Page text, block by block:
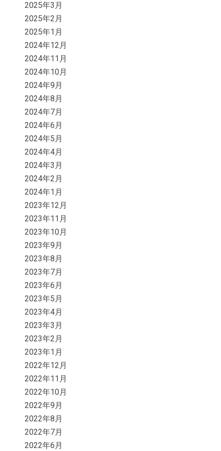
2025年3月
2025年2月
2025年1月
2024年12月
2024年11月
2024年10月
2024年9月
2024年8月
2024年7月
2024年6月
2024年5月
2024年4月
2024年3月
2024年2月
2024年1月
2023年12月
2023年11月
2023年10月
2023年9月
2023年8月
2023年7月
2023年6月
2023年5月
2023年4月
2023年3月
2023年2月
2023年1月
2022年12月
2022年11月
2022年10月
2022年9月
2022年8月
2022年7月
2022年6月